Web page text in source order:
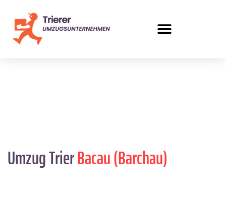
Umzug TrierBacau (Barchau)